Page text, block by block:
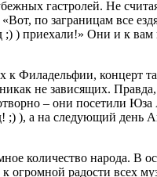
гастролей. Не
по заграницам все
;) ) приехали!» Они и к
Филадельфии, концерт
не зависящих.
– они посетили
;) ), а на следующий
количество народа. В
огромной радости всех